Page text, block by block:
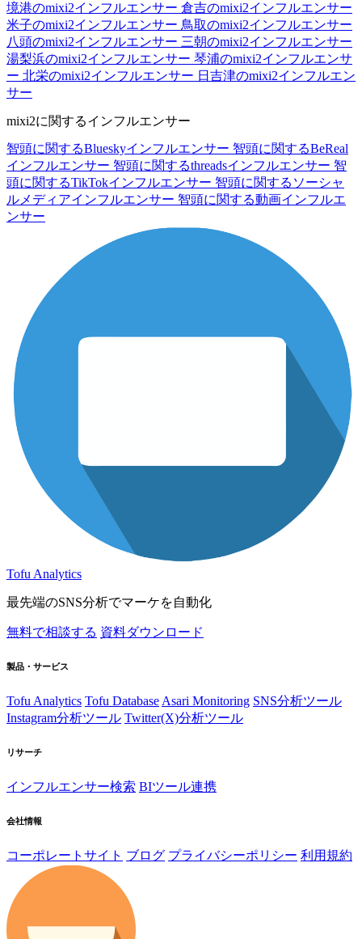
境港のmixi2インフルエンサー 倉吉のmixi2インフルエンサー
米子のmixi2インフルエンサー 鳥取のmixi2インフルエンサー
八頭のmixi2インフルエンサー 三朝のmixi2インフルエンサー
湯梨浜のmixi2インフルエンサー 琴浦のmixi2インフルエンサ
ー 北栄のmixi2インフルエンサー 日吉津のmixi2インフルエン
サー
mixi2に関するインフルエンサー
智頭に関するBlueskyインフルエンサー 智頭に関するBeReal
インフルエンサー 智頭に関するthreadsインフルエンサー 智
頭に関するTikTokインフルエンサー 智頭に関するソーシャ
ルメディアインフルエンサー 智頭に関する動画インフルエ
ンサー
Tofu Analytics
最先端のSNS分析でマーケを自動化
無料で相談する 資料ダウンロード
製品・サービス
Tofu Analytics Tofu Database Asari Monitoring SNS分析ツール
Instagram分析ツール Twitter(X)分析ツール
リサーチ
インフルエンサー検索 BIツール連携
会社情報
コーポレートサイト ブログ プライバシーポリシー 利用規約